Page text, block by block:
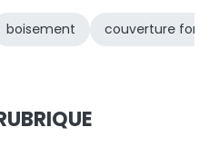
boisement couverture